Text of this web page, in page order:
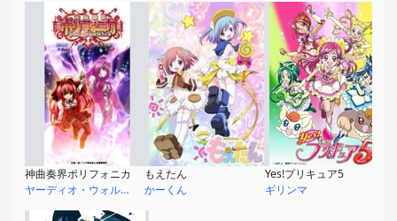
神曲奏界ポリフォニカ
ヤーディオ・ウォル・ムナグール
もえたん
かーくん
Yes!プリキュア5
ギリンマ